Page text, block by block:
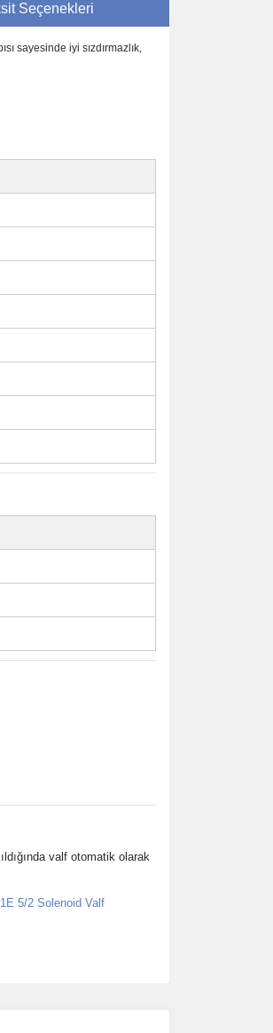
Seçenekleri
sayesinde iyi sızdırmazlık,
valf otomatik olarak
5/2 Solenoid Valf